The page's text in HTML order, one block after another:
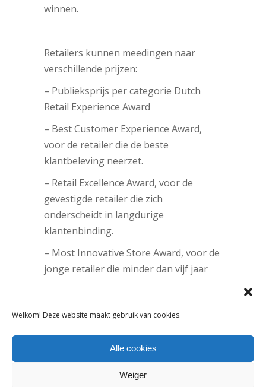
Welkom! Deze website maakt gebruik van cookies.
Alle cookies
Weiger
winnen.
Retailers kunnen meedingen naar
verschillende prijzen:
– Publieksprijs per categorie Dutch
Retail Experience Award
– Best Customer Experience Award,
voor de retailer die de beste
klantbeleving neerzet.
– Retail Excellence Award, voor de
gevestigde retailer die zich
onderscheidt in langdurige
klantenbinding.
– Most Innovative Store Award, voor de
jonge retailer die minder dan vijf jaar
webshop die de beste online beleving
kan creëren.
– European Retail Experience Award –
om de Nederlandse retailers te